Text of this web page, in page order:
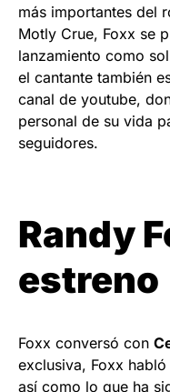
más importantes del
Motly Crue, Foxx se
lanzamiento como
el cantante también
canal de youtube,
personal de su vida
seguidores.
Randy
estreno
Foxx conversó con
exclusiva, Foxx
así como lo que ha